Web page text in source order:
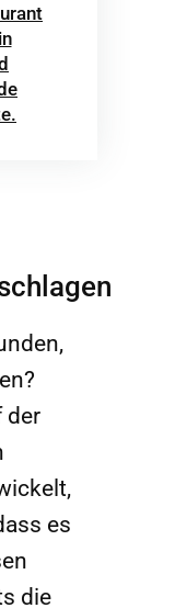
der
es
die